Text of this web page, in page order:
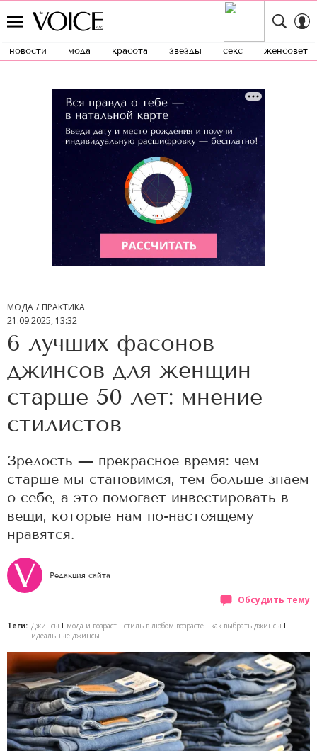
новости мода красота звезды секс женсовет
МОДА
ПРАКТИКА
21.09.2025, 13:32
6 лучших фасонов
джинсов для женщин
старше 50 лет: мнение
стилистов
Зрелость — прекрасное время: чем
старше мы становимся, тем больше знаем
о себе, а это помогает инвестировать в
вещи, которые нам по-настоящему
нравятся.
Редакция сайта
Обсудить тему
Теги: Джинсы мода и возраст стиль в любом возрасте
как выбрать джинсы
идеальные джинсы